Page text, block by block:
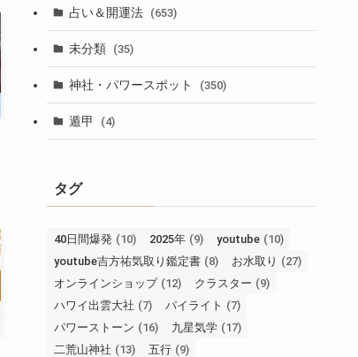
占い＆開運法 (653)
未分類 (35)
神社・パワースポット (350)
遁甲 (4)
タグ
40日間爆発 (10) 2025年 (9) youtube (10)
youtube吉方祐気取り鑑定書 (8) お水取り (27)
オンラインショップ (12) クラスター (9)
ハワイ出雲大社 (7) パイライト (7)
パワーストーン (16) 九星気学 (17)
二荒山神社 (13) 五行 (9)